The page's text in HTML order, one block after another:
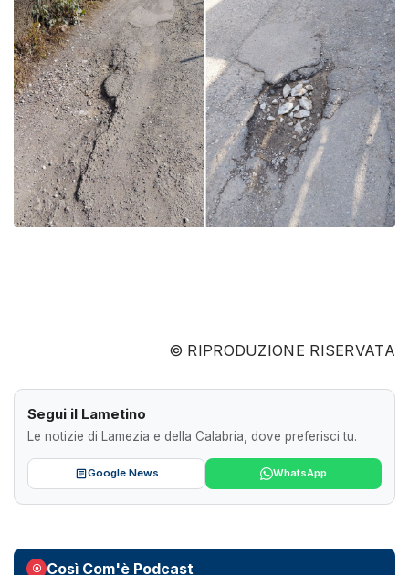
© RIPRODUZIONE RISERVATA
Segui il Lametino
Le notizie di Lamezia e della Calabria, dove preferisci tu.
Google News WhatsApp
Così Com'è Podcast